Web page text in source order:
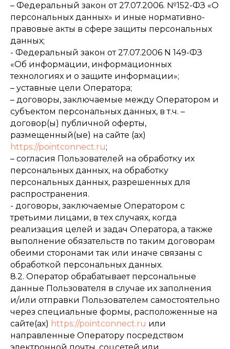
– Федеральный закон от 27.07.2006. №152-ФЗ «О
персональных данных» и иные нормативно-
правовые акты в сфере защиты персональных
данных;
- Федеральный закон от 27.07.2006 N 149-ФЗ
«Об информации, информационных
технологиях и о защите информации»;
– уставные цели Оператора;
– договоры, заключаемые между Оператором и
субъектом персональных данных, в т.ч. –
договор(ы) публичной оферты,
размещенный(ые) на сайте (ах)
https://pointconnect.ru;
– согласия Пользователей на обработку их
персональных данных, на обработку
персональных данных, разрешенных для
распространения.
- договоры, заключаемые Оператором с
третьими лицами, в тех случаях, когда
реализация целей и задач Оператора, а также
выполнение обязательств по таким договорам
обеими сторонами так или иначе связаны с
обработкой персональных данных.
8.2. Оператор обрабатывает персональные
данные Пользователя в случае их заполнения
и/или отправки Пользователем самостоятельно
через специальные формы, расположенные на
сайте(ах) https://pointconnect.ru или
направленные Оператору посредством